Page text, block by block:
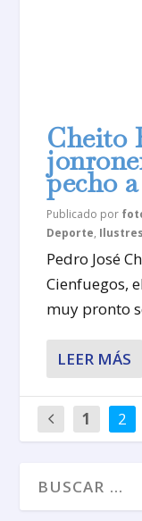
Cheito
pecho
Publicado por
Deporte,
Pedro José
Cienfuegos,
muy pronto
LEER MÁS
1 2